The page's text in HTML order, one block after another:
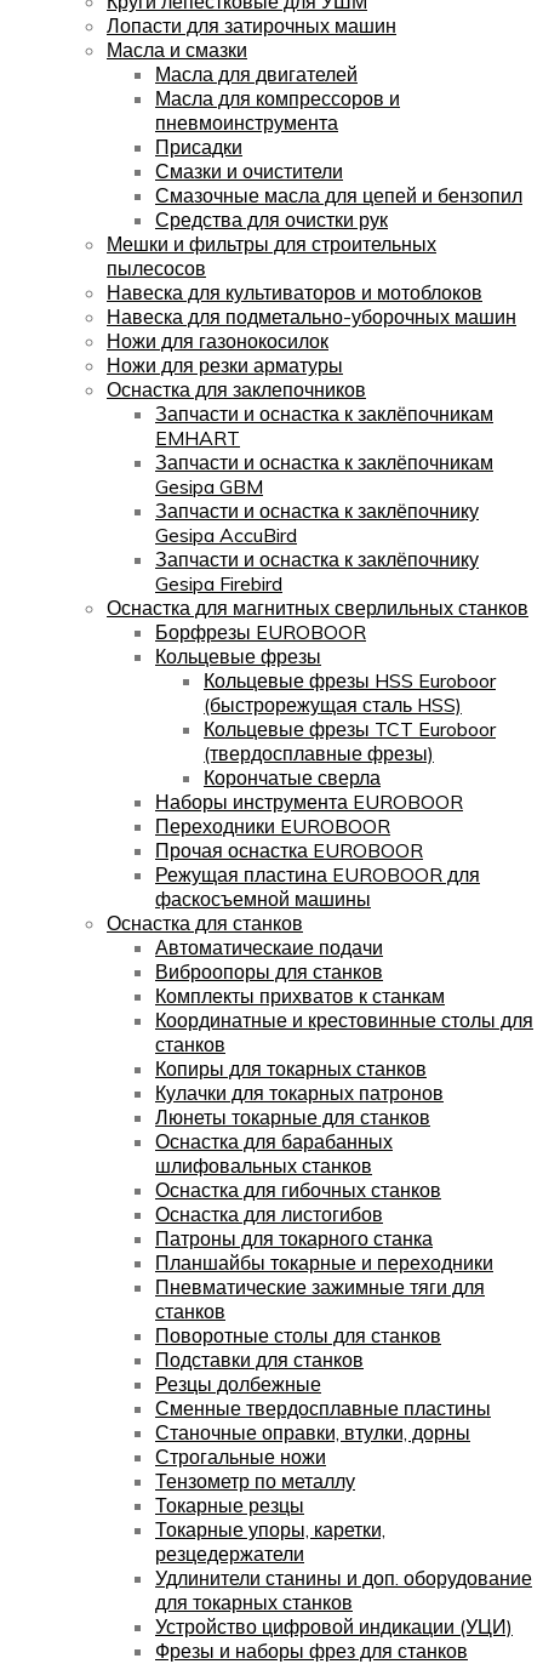
Лопасти для затирочных машин
Масла и смазки
Масла для двигателей
Масла для компрессоров и
пневмоинструмента
Присадки
Смазки и очистители
Смазочные масла для цепей и бензопил
Средства для очистки рук
Мешки и фильтры для строительных
пылесосов
Навеска для культиваторов и мотоблоков
Навеска для подметально-уборочных машин
Ножи для газонокосилок
Ножи для резки арматуры
Оснастка для заклепочников
Запчасти и оснастка к заклёпочникам
EMHART
Запчасти и оснастка к заклёпочникам
Gesipa GBM
Запчасти и оснастка к заклёпочнику
Gesipa AccuBird
Запчасти и оснастка к заклёпочнику
Gesipa Firebird
Оснастка для магнитных сверлильных станков
Борфрезы EUROBOOR
Кольцевые фрезы
Кольцевые фрезы HSS Euroboor
(быстрорежущая сталь HSS)
Кольцевые фрезы TCT Euroboor
(твердосплавные фрезы)
Корончатые сверла
Наборы инструмента EUROBOOR
Переходники EUROBOOR
Прочая оснастка EUROBOOR
Режущая пластина EUROBOOR для
фаскосъемной машины
Оснастка для станков
Автоматическаие подачи
Виброопоры для станков
Комплекты прихватов к станкам
Координатные и крестовинные столы для
станков
Копиры для токарных станков
Кулачки для токарных патронов
Люнеты токарные для станков
Оснастка для барабанных
шлифовальных станков
Оснастка для гибочных станков
Оснастка для листогибов
Патроны для токарного станка
Планшайбы токарные и переходники
Пневматические зажимные тяги для
станков
Поворотные столы для станков
Подставки для станков
Резцы долбежные
Сменные твердосплавные пластины
Станочные оправки, втулки, дорны
Строгальные ножи
Тензометр по металлу
Токарные резцы
Токарные упоры, каретки,
резцедержатели
Удлинители станины и доп. оборудование
для токарных станков
Устройство цифровой индикации (УЦИ)
Фрезы и наборы фрез для станков